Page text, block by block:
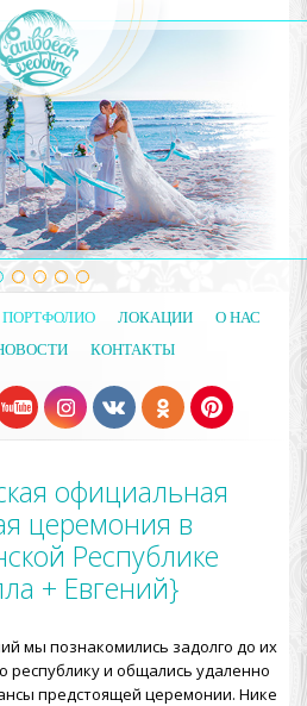
ПОРТФОЛИО ЛОКАЦИИ
О НАС
КОНТАКТЫ
официальная
церемония в
Республике
+ Евгений}
мы познакомились задолго до их
республику и общались удаленно
предстоящей церемонии. Нике